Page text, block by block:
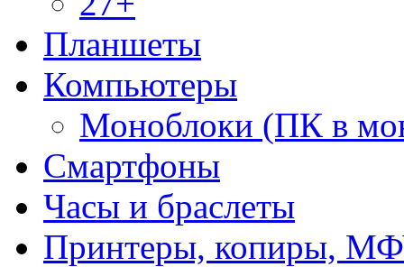
Планшеты
Компьютеры
Моноблоки (ПК в
Смартфоны
Часы и браслеты
Принтеры, копиры,